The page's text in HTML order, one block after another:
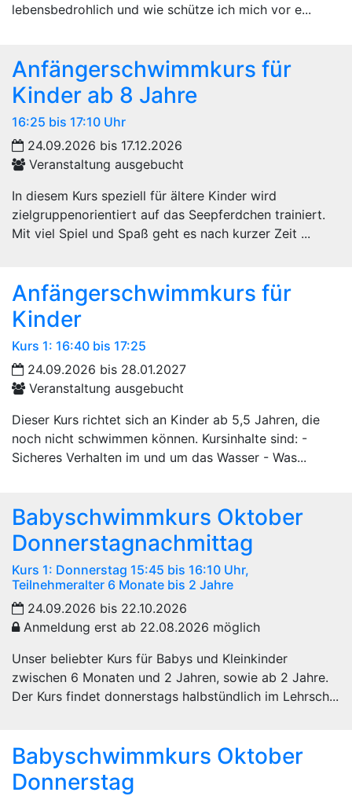
lebensbedrohlich und wie schütze ich mich vor e...
Anfängerschwimmkurs für
Kinder ab 8 Jahre
16:25 bis 17:10 Uhr
24.09.2026 bis 17.12.2026
Veranstaltung ausgebucht
In diesem Kurs speziell für ältere Kinder wird
zielgruppenorientiert auf das Seepferdchen trainiert.
Mit viel Spiel und Spaß geht es nach kurzer Zeit ...
Anfängerschwimmkurs für
Kinder
Kurs 1: 16:40 bis 17:25
24.09.2026 bis 28.01.2027
Veranstaltung ausgebucht
Dieser Kurs richtet sich an Kinder ab 5,5 Jahren, die
noch nicht schwimmen können. Kursinhalte sind: -
Sicheres Verhalten im und um das Wasser - Was...
Babyschwimmkurs Oktober
Donnerstagnachmittag
Kurs 1: Donnerstag 15:45 bis 16:10 Uhr,
Teilnehmeralter 6 Monate bis 2 Jahre
24.09.2026 bis 22.10.2026
Anmeldung erst ab 22.08.2026 möglich
Unser beliebter Kurs für Babys und Kleinkinder
zwischen 6 Monaten und 2 Jahren, sowie ab 2 Jahre.
Der Kurs findet donnerstags halbstündlich im Lehrsch...
Babyschwimmkurs Oktober
Donnerstag